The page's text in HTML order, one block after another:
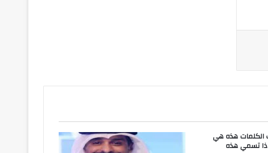
الكلمات هذه هي
تسمي هذه